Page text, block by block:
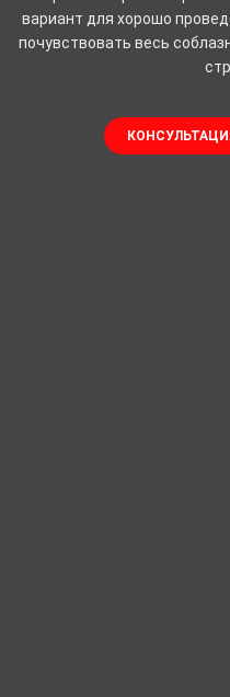
вариант для хорошо
почувствовать весь